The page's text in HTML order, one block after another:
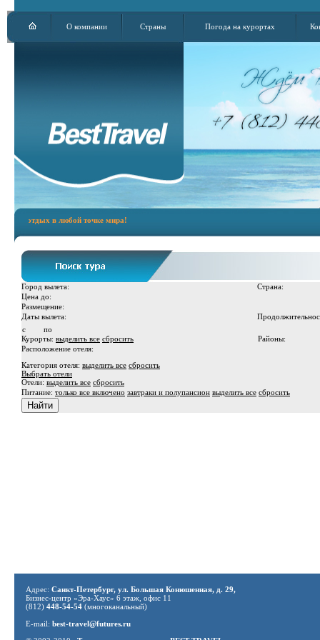
О компании Страны Погода на курортах
отдых в любой точке мира!
Город вылета:
Страна:
Цена до:
Размещение:
Даты вылета:
c
по
Курорты: выделить все сбросить
Районы:
Расположение отеля:
Категория отеля: выделить все сбросить
Выбрать отели
Отели: выделить все сбросить
Питание: только все включено завтраки и полупансион выделить все сбросить
Адрес: Санкт-Петербург, ул. Большая Конюшенная, д. 29,
Бизнес-центр «Эра-Хаус» 6 этаж, офис 11
(812) 448-54-54 (многоканальный)
E-mail: best-travel@futures.ru